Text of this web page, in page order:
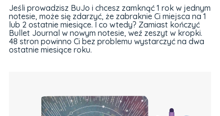
Jeśli prowadzisz BuJo i chcesz zamknąć 1 rok w jednym
notesie, może się zdarzyć, że zabraknie Ci miejsca na 1
lub 2 ostatnie miesiące. I co wtedy? Zamiast kończyć
Bullet Journal w nowym notesie, weź zeszyt w kropki.
48 stron powinno Ci bez problemu wystarczyć na dwa
ostatnie miesiące roku.